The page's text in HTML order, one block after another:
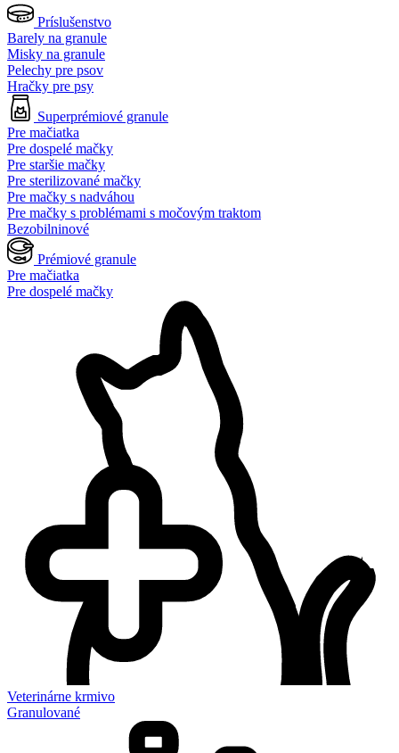
Príslušenstvo
Barely na granule
Misky na granule
Pelechy pre psov
Hračky pre psy
Superprémiové granule
Pre mačiatka
Pre dospelé mačky
Pre staršie mačky
Pre sterilizované mačky
Pre mačky s nadváhou
Pre mačky s problémami s močovým traktom
Bezobilninové
Prémiové granule
Pre mačiatka
Pre dospelé mačky
Veterinárne krmivo
Granulované